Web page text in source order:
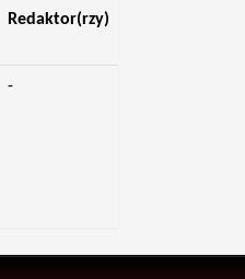
Redaktor(rzy)
-